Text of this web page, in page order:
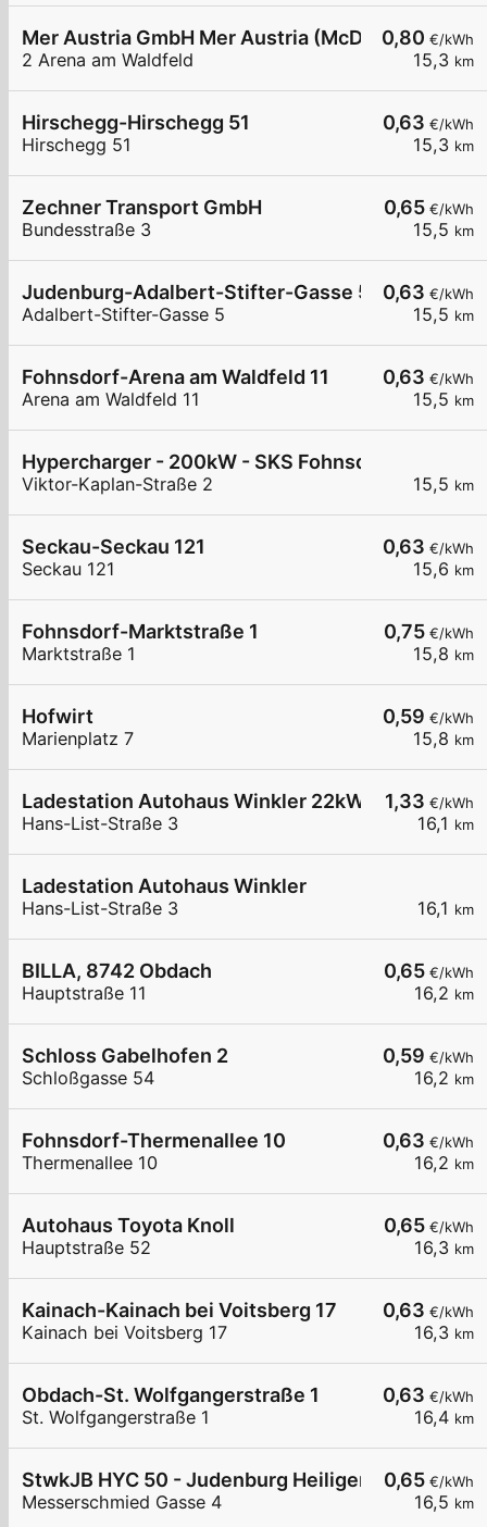
0,80 €/kWh
15,3 km
Mer Austria GmbH Mer Austria (McD) -
2 Arena am Waldfeld
0,63 €/kWh
15,3 km
Hirschegg-Hirschegg 51
Hirschegg 51
0,65 €/kWh
15,5 km
Zechner Transport GmbH
Bundesstraße 3
0,63 €/kWh
15,5 km
Judenburg-Adalbert-Stifter-Gasse 5
Adalbert-Stifter-Gasse 5
0,63 €/kWh
15,5 km
Fohnsdorf-Arena am Waldfeld 11
Arena am Waldfeld 11
15,5 km
Hypercharger - 200kW - SKS Fohnsdorf
Viktor-Kaplan-Straße 2
0,63 €/kWh
15,6 km
Seckau-Seckau 121
Seckau 121
0,75 €/kWh
15,8 km
Fohnsdorf-Marktstraße 1
Marktstraße 1
0,59 €/kWh
15,8 km
Hofwirt
Marienplatz 7
1,33 €/kWh
16,1 km
Ladestation Autohaus Winkler 22kW
Hans-List-Straße 3
16,1 km
Ladestation Autohaus Winkler
Hans-List-Straße 3
0,65 €/kWh
16,2 km
BILLA, 8742 Obdach
Hauptstraße 11
0,59 €/kWh
16,2 km
Schloss Gabelhofen 2
Schloßgasse 54
0,63 €/kWh
16,2 km
Fohnsdorf-Thermenallee 10
Thermenallee 10
0,65 €/kWh
16,3 km
Autohaus Toyota Knoll
Hauptstraße 52
0,63 €/kWh
16,3 km
Kainach-Kainach bei Voitsberg 17
Kainach bei Voitsberg 17
0,63 €/kWh
16,4 km
Obdach-St. Wolfgangerstraße 1
St. Wolfgangerstraße 1
0,65 €/kWh
16,5 km
StwkJB HYC 50 - Judenburg Heiligengeistgasse
Messerschmied Gasse 4